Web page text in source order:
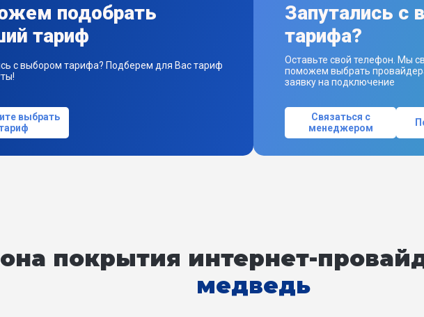
подобрать
тариф
с выбором тарифа? Подберем для Вас тариф
выбрать
Запутались с
тарифа?
Оставьте свой телефон. Мы
поможем выбрать
заявку на подключение
Связаться с
менеджером
покрытия интернет-
медведь